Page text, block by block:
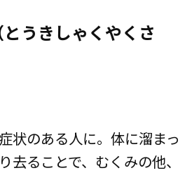
うきしゃくやくさ
状のある人に。体に溜まっ
去ることで、むくみの他、